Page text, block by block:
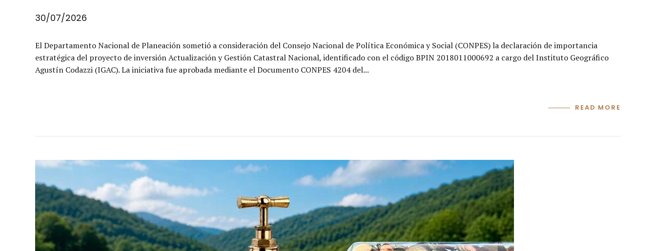
30/07/2026
El Departamento Nacional de Planeación sometió a consideración del Consejo Nacional de Política Económica y Social (CONPES) la declaración de importancia
estratégica del proyecto de inversión Actualización y Gestión Catastral Nacional, identificado con el código BPIN 2018011000692 a cargo del Instituto Geográfico
Agustín Codazzi (IGAC). La iniciativa fue aprobada mediante el Documento CONPES 4204 del...
READ MORE